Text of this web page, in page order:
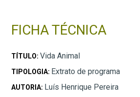
FICHA TÉCNICA
TÍTULO: Vida Animal
TIPOLOGIA: Extrato de programa
AUTORIA: Luís Henrique Pereira